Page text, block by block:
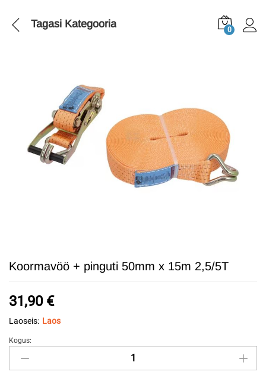
Tagasi Kategooria 0
Koormavöö + pinguti 50mm x 15m 2,5/5T
31,90 €
Laoseis: Laos
Koormavöö
Kogus: